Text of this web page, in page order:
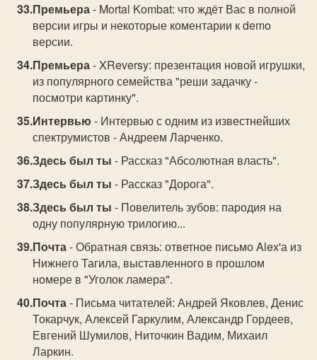
Премьера- Mortal Kombat: что ждёт Вас в полной
версии игры и некоторые коментарии к demo
версии.
Премьера- XReversy: презентация новой игрушки,
из популярного семейства "реши задачку -
посмотри картинку".
Интервью - Интервью с одним из известнейших
спектрумистов - Андреем Ларченко.
Здесь был ты - Рассказ "Абсолютная власть".
Здесь был ты - Рассказ "Дорога".
Здесь был ты - Повелитель зубов: пародия на
одну популярную трилогию...
Почта- Обратная связь: ответное письмо Alex'а из
Нижнего Тагила, выставленного в прошлом
номере в "Уголок ламера".
Почта- Письма читателей: Андрей Яковлев, Денис
Токарчук, Алексей Гаркулим, Александр Гордеев,
Евгений Шумилов, Ниточкин Вадим, Михаил
Ларкин.